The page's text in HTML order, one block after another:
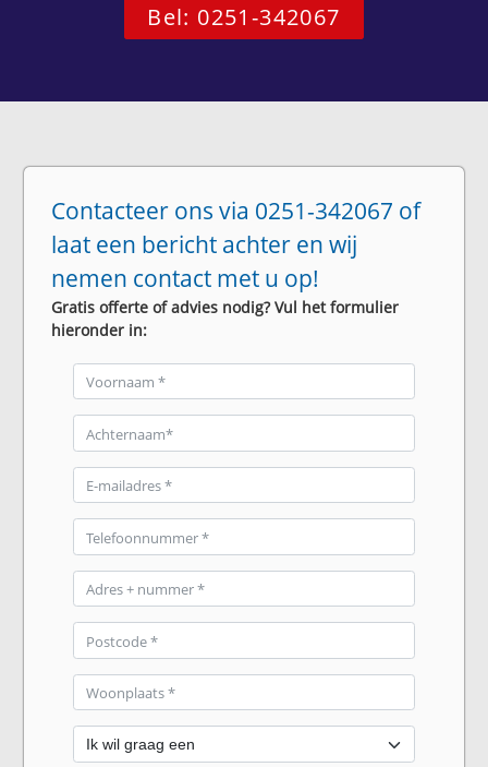
Bel: 0251-342067
Contacteer ons via 0251-342067 of
laat een bericht achter en wij
nemen contact met u op!
Gratis offerte of advies nodig? Vul het formulier
hieronder in: